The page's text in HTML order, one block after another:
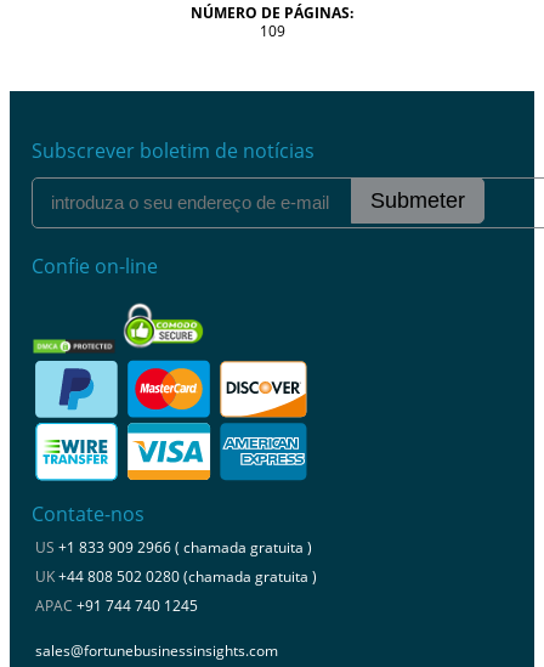
NÚMERO DE PÁGINAS:
109
Subscrever boletim de notícias
Submeter
Confie on-line
Contate-nos
US +1 833 909 2966 ( chamada gratuita )
UK+44 808 502 0280 (chamada gratuita )
APAC +91 744 740 1245
sales@fortunebusinessinsights.com